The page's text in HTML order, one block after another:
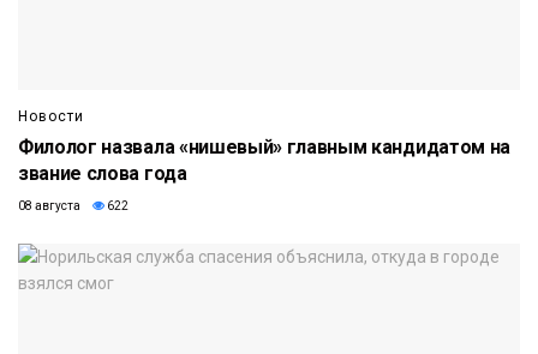
Новости
Филолог назвала «нишевый» главным кандидатом на
звание слова года
08 августа 622